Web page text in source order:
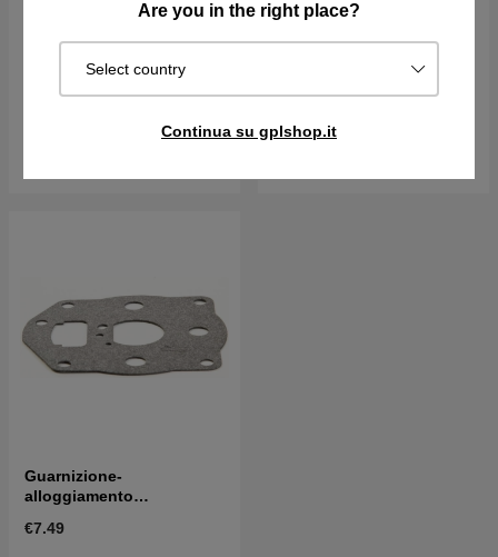
Are you in the right place?
Select country
Continua su gplshop.it
Disponibile in magazzino Su ord. Sped. in 2–5 gg
Guarnizione-
alloggiamento
€7.49